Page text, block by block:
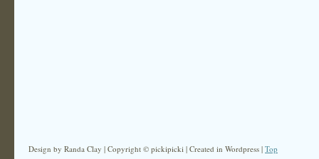
Design by Randa Clay | Copyright © pickipicki | Created in Wordpress | Top